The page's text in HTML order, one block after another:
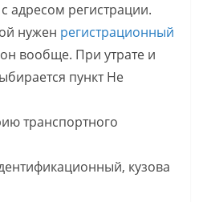
адресом регистрации.
нужен регистрационный
вообще. При утрате и
пункт Не
транспортного
кузова